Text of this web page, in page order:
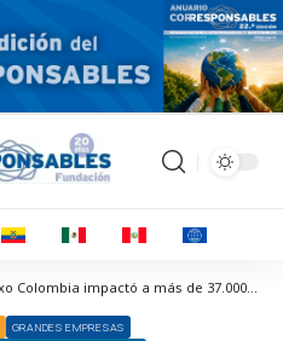
Corresponsables > Noticias > Sodexo Colombia impactó a más de 37.000 personas con acciones contra el hambre en 2024
GRANDES EMPRESAS